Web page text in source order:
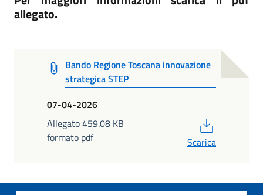
allegato.
Bando Regione Toscana innovazione
strategica STEP
07-04-2026
Allegato 459.08 KB
formato pdf
Scarica